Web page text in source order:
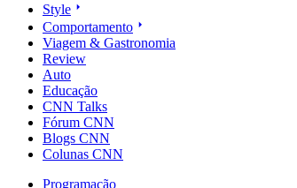
Style
Comportamento
Viagem & Gastronomia
Review
Auto
Educação
CNN Talks
Fórum CNN
Blogs CNN
Colunas CNN
Programação